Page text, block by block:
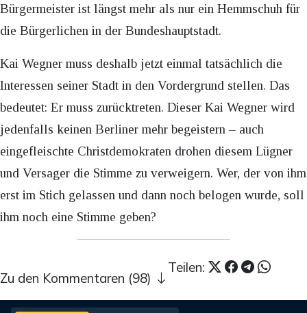
Bürgermeister ist längst mehr als nur ein Hemmschuh für
die Bürgerlichen in der Bundeshauptstadt.
Kai Wegner muss deshalb jetzt einmal tatsächlich die
Interessen seiner Stadt in den Vordergrund stellen. Das
bedeutet: Er muss zurücktreten. Dieser Kai Wegner wird
jedenfalls keinen Berliner mehr begeistern – auch
eingefleischte Christdemokraten drohen diesem Lügner
und Versager die Stimme zu verweigern. Wer, der von ihm
erst im Stich gelassen und dann noch belogen wurde, soll
ihm noch eine Stimme geben?
Teilen:
Zu den Kommentaren (98)